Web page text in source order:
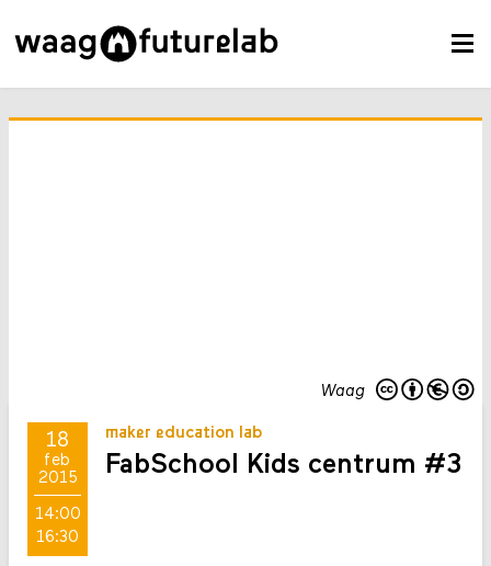
Waag
18
feb
2015
14:00
16:30
maker education lab
FabSchool Kids centrum #3